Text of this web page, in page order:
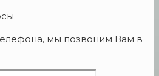
мы позвоним Вам в